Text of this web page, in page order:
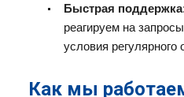
Быстрая
реагируем на
условия регулярного
Как мы